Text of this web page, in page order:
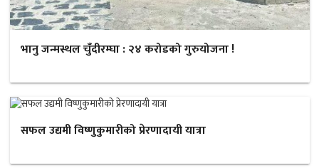
भानु जन्मस्थल चुँदीरम्घा : २४ करोडको गुरुयोजना !
सफल उद्यमी विष्णुकुमारीको प्रेरणादायी यात्रा